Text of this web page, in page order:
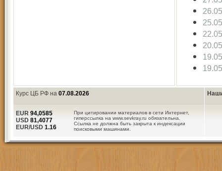
Курс ЦБ РФ на 07.08.2026
При цитировании материалов в сети Интернет,
гиперссылка на www.sevkray.ru обязательна.
Ссылка не должна быть закрыта к индексации
поисковыми машинами.
EUR 94,0585
USD 81,4077
EUR/USD 1.16